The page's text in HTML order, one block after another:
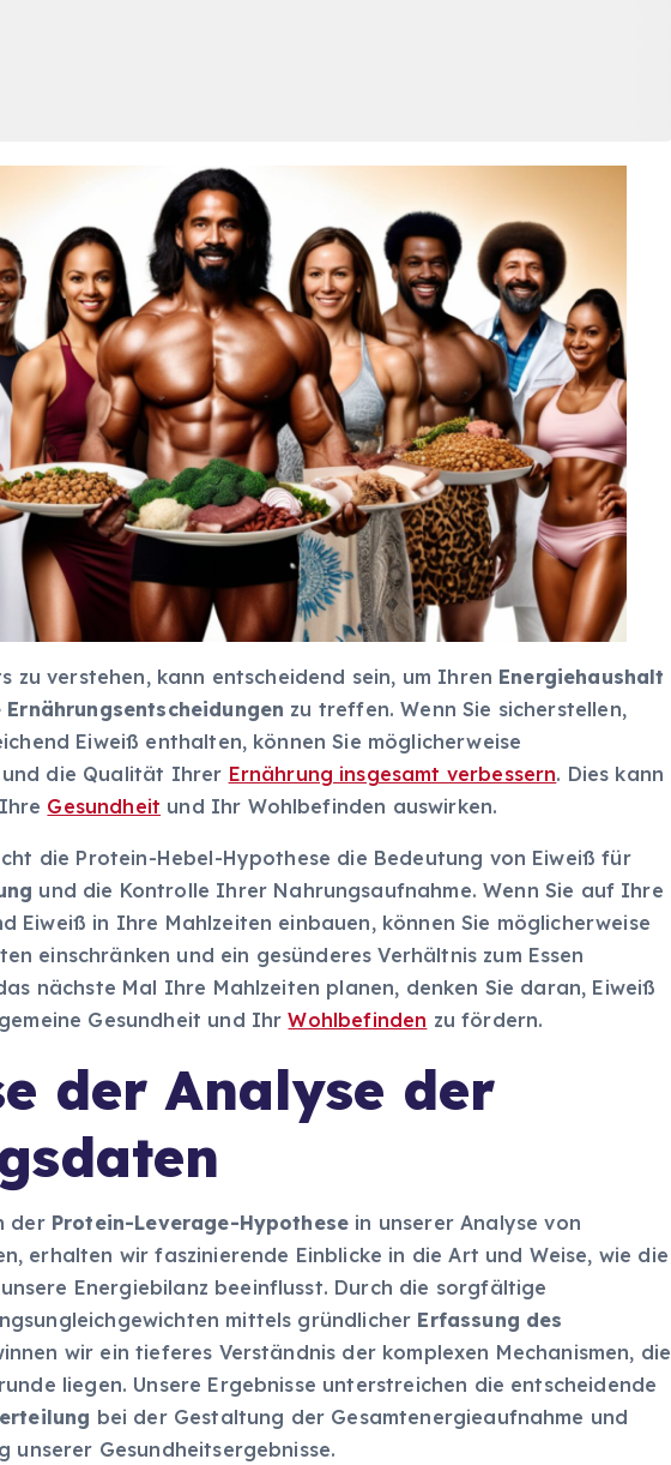
zu verstehen, kann entscheidend sein, um Ihren Energiehaushalt
zu treffen. Wenn Sie sicherstellen,
Eiweiß enthalten, können Sie möglicherweise
die Qualität Ihrer Ernährung insgesamt verbessern. Dies kann
Gesundheit und Ihr Wohlbefinden auswirken.
die Protein-Hebel-Hypothese die Bedeutung von Eiweiß für
und die Kontrolle Ihrer Nahrungsaufnahme. Wenn Sie auf Ihre
Eiweiß in Ihre Mahlzeiten einbauen, können Sie möglicherweise
einschränken und ein gesünderes Verhältnis zum Essen
nächste Mal Ihre Mahlzeiten planen, denken Sie daran, Eiweiß
Gesundheit und IhrWohlbefinden zu fördern.
der Analyse der
der Protein-Leverage-Hypothese in unserer Analyse von
erhalten wir faszinierende Einblicke in die Art und Weise, wie die
unsere Energiebilanz beeinflusst. Durch die sorgfältige
mittels gründlicher Erfassung des
wir ein tieferes Verständnis der komplexen Mechanismen, die
liegen. Unsere Ergebnisse unterstreichen die entscheidende
bei der Gestaltung der Gesamtenergieaufnahme und
unserer Gesundheitsergebnisse.